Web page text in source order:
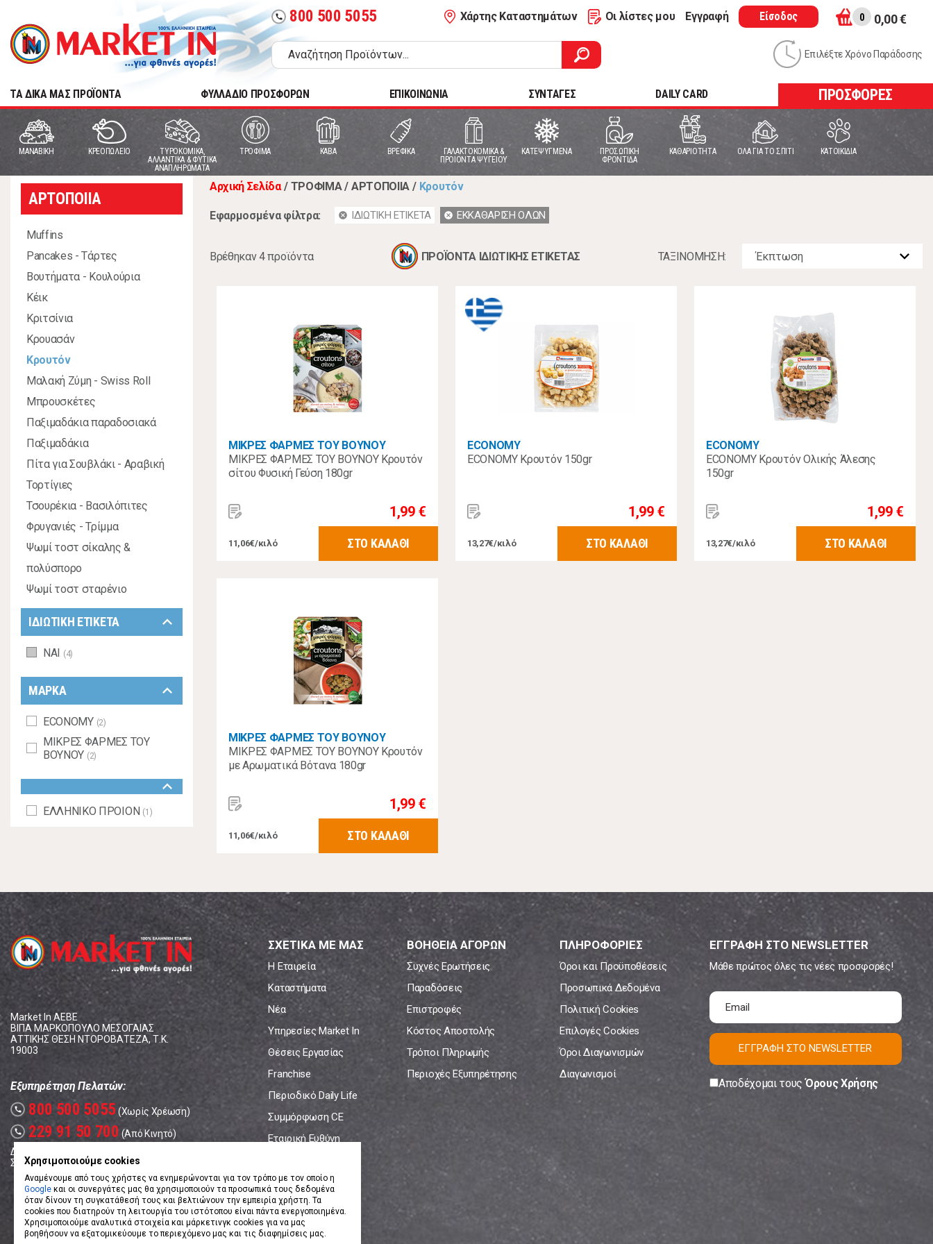
call 800 500 5055 Χάρτης Καταστημάτων Οι λίστες μου Εγγραφή Είσοδος 0 0,00 €
Επιλέξτε Χρόνο Παράδοσης
TA ΔΙΚΑ ΜΑΣ ΠΡΟΪΟΝΤΑ ΦΥΛΛΑΔΙΟ ΠΡΟΣΦΟΡΩΝ ΕΠΙΚΟΙΝΩΝΙΑ ΣΥΝΤΑΓΕΣ DAILY CARD ΠΡΟΣΦΟΡΕΣ
MANABIKH ΚΡΕΟΠΩΛΕΙΟ
ΤΥΡΟΚΟΜΙΚΑ,
ΑΛΛΑΝΤΙΚΑ & ΦΥΤΙΚΑ
ΑΝΑΠΛΗΡΩΜΑΤΑ
ΤΡΟΦΙΜΑ ΚΑΒΑ ΒΡΕΦΙΚΑ
ΓΑΛΑΚΤΟΚΟΜΙΚΑ &
ΠΡΟΙΟΝΤΑ ΨΥΓΕΙΟΥ
ΚΑΤΕΨΥΓΜΕΝΑ
ΠΡΟΣΩΠΙΚΗ
ΦΡΟΝΤΙΔΑ
ΚΑΘΑΡΙΟΤΗΤΑ ΟΛΑ ΓΙΑ ΤΟ ΣΠΙΤΙ ΚΑΤΟΙΚΙΔΙΑ
ΑΡΤΟΠΟΙΙΑ
Muffins
Pancakes - Τάρτες
Βουτήματα - Κουλούρια
Κέικ
Κριτσίνια
Κρουασάν
Κρουτόν
Μαλακή Ζύμη - Swiss Roll
Μπρουσκέτες
Παξιμαδάκια παραδοσιακά
Παξιμαδάκια
Πίτα για Σουβλάκι - Αραβική
Τορτίγιες
Τσουρέκια - Βασιλόπιτες
Φρυγανιές - Τρίμμα
Ψωμί τοστ σίκαλης &
πολύσπορο
Ψωμί τοστ σταρένιο
ΙΔΙΩΤΙΚΗ ΕΤΙΚΕΤΑ keyboard_arrow_down
ΝΑΙ (4)
ΜΑΡΚΑ keyboard_arrow_down
ECONOMY (2)
ΜΙΚΡΕΣ ΦΑΡΜΕΣ ΤΟΥ
ΒΟΥΝΟΥ (2)
keyboard_arrow_down
ΕΛΛΗΝΙΚΟ ΠΡΟΙΟΝ (1)
Αρχική Σελίδα / ΤΡΟΦΙΜΑ / ΑΡΤΟΠΟΙΙΑ / Κρουτόν
Εφαρμοσμένα φίλτρα: cancel ΙΔΙΩΤΙΚΗ ΕΤΙΚΕΤΑ cancel ΕΚΚΑΘΑΡΙΣΗ ΟΛΩΝ
Βρέθηκαν 4 προϊόντα ΠΡΟΪΟΝΤΑ ΙΔΙΩΤΙΚΗΣ ΕΤΙΚΕΤΑΣ ΤΑΞΙΝOΜΗΣΗ:
ΜΙΚΡΕΣ ΦΑΡΜΕΣ ΤΟΥ ΒΟΥΝΟΥ
ΜΙΚΡΕΣ ΦΑΡΜΕΣ ΤΟΥ ΒΟΥΝΟΥ Κρουτόν
σίτου Φυσική Γεύση 180gr
1,99 €
11,06€/κιλό ΣΤΟ ΚΑΛΑΘΙ
ECONOMY
ECONOMY Κρουτόν 150gr
1,99 €
13,27€/κιλό ΣΤΟ ΚΑΛΑΘΙ
ECONOMY
ECONOMY Κρουτόν Ολικής Άλεσης
150gr
1,99 €
13,27€/κιλό ΣΤΟ ΚΑΛΑΘΙ
ΜΙΚΡΕΣ ΦΑΡΜΕΣ ΤΟΥ ΒΟΥΝΟΥ
ΜΙΚΡΕΣ ΦΑΡΜΕΣ ΤΟΥ ΒΟΥΝΟΥ Κρουτόν
με Αρωματικά Βότανα 180gr
1,99 €
11,06€/κιλό ΣΤΟ ΚΑΛΑΘΙ
Market In ΑΕΒΕ
ΒΙΠΑ ΜΑΡΚΟΠΟΥΛΟ ΜΕΣΟΓΑΙΑΣ
ΑΤΤΙΚΗΣ ΘΕΣΗ ΝΤΟΡΟΒΑΤΕΖΑ, Τ.Κ.
19003
Εξυπηρέτηση Πελατών:
call 800 500 5055 (Χωρίς Χρέωση)
call 229 91 50 700 (Από Κινητό)
Δευτέρα - Παρασκευή: 08:00 - 17:00
Σάββατο: 08:00 – 14:00
ΣΧΕΤΙΚΑ ΜΕ ΜΑΣ
Η Εταιρεία
Καταστήματα
Νέα
Υπηρεσίες Market In
Θέσεις Εργασίας
Franchise
Περιοδικό Daily Life
Συμμόρφωση CE
Εταιρική Ευθύνη
ΒΟΗΘΕΙΑ ΑΓΟΡΩΝ
Συχνές Ερωτήσεις
Παραδόσεις
Επιστροφές
Κόστος Αποστολής
Τρόποι Πληρωμής
Περιοχές Εξυπηρέτησης
ΠΛΗΡΟΦΟΡΙΕΣ
Όροι και Προϋποθέσεις
Προσωπικά Δεδομένα
Πολιτική Cookies
Επιλογές Cookies
Όροι Διαγωνισμών
Διαγωνισμοί
ΕΓΓΡΑΦΗ ΣΤΟ NEWSLETTER
Μάθε πρώτος όλες τις νέες προσφορές!
ΕΓΓΡΑΦΗ ΣΤΟ NEWSLETTER
Αποδέχομαι τουςΌρους Χρήσης
Χρησιμοποιούμε cookies
Αναμένουμε από τους χρήστες να ενημερώνονται για τον τρόπο με τον οποίο η
Google και οι συνεργάτες μας θα χρησιμοποιούν τα προσωπικά τους δεδομένα
όταν δίνουν τη συγκατάθεσή τους και βελτιώνουν την εμπειρία χρήστη. Τα
cookies που διατηρούν τη λειτουργία του ιστότοπου είναι πάντα ενεργοποιημένα.
Χρησιμοποιούμε αναλυτικά στοιχεία και μάρκετινγκ cookies για να μας
βοηθήσουν να εξατομικεύουμε το περιεχόμενο μας και τις διαφημίσεις μας.